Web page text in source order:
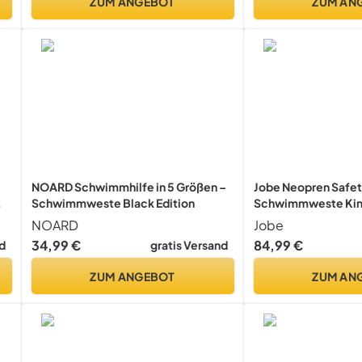
NOARD Schwimmhilfe in 5 Größen –
Schwimmweste Black Edition
NOARD
34,99 €
gratis Versand
ZUM ANGEBOT
Jobe Neopren
Schwimmweste
Jobe
84,99 €
ZUM